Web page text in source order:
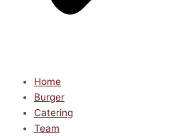
Home
Burger
Catering
Team